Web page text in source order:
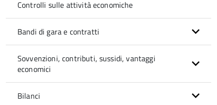
Controlli sulle attività economiche
Bandi di gara e contratti
Sovvenzioni, contributi, sussidi, vantaggi
economici
Bilanci